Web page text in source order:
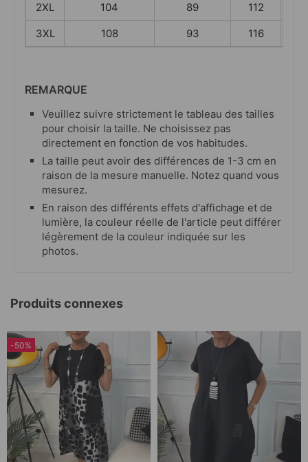
2XL
104 89
112
3XL
108 93 116
REMARQUE
Veuillez suivre strictement le tableau des tailles
pour choisir la taille. Ne choisissez pas
directement en fonction de vos habitudes.
La taille peut avoir des différences de 1-3 cm en
raison de la mesure manuelle. Notez quand vous
mesurez.
En raison des différents effets d'affichage et de
lumière, la couleur réelle de l'article peut différer
légèrement de la couleur indiquée sur les
photos.
Produits connexes
-50%